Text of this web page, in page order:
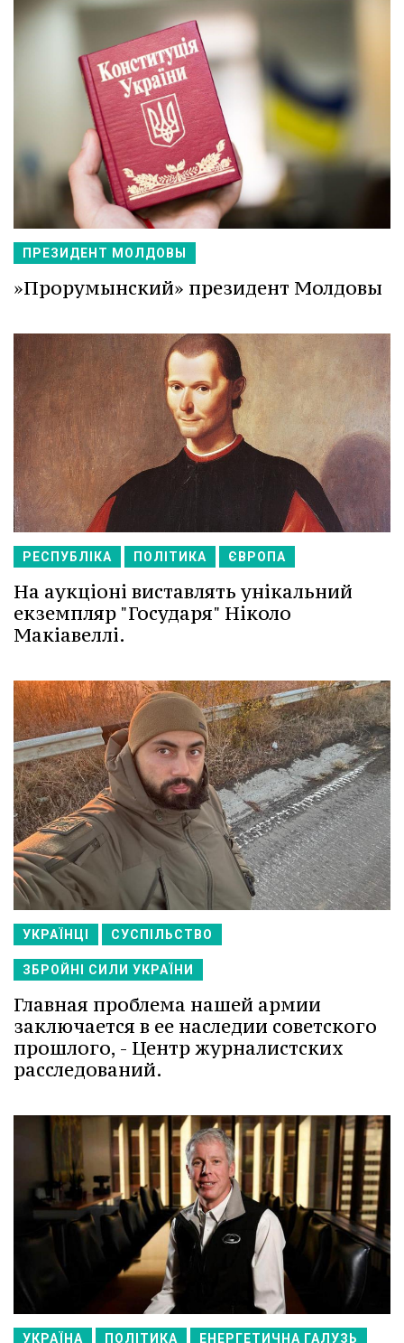
ПРЕЗИДЕНТ МОЛДОВЫ
»Прорумынский» президент Молдовы
РЕСПУБЛІКА ПОЛІТИКА ЄВРОПА
На аукціоні виставлять унікальний
екземпляр "Государя" Ніколо
Макіавеллі.
УКРАЇНЦІ СУСПІЛЬСТВО
ЗБРОЙНІ СИЛИ УКРАЇНИ
Главная проблема нашей армии
заключается в ее наследии советского
прошлого, - Центр журналистских
расследований.
УКРАЇНА ПОЛІТИКА ЕНЕРГЕТИЧНА ГАЛУЗЬ